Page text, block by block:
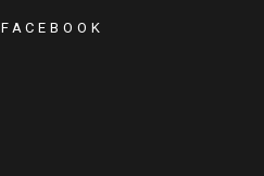
FACEBOOK